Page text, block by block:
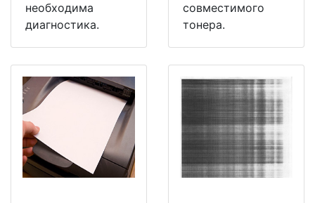
необходима
диагностика.
совместимого
тонера.